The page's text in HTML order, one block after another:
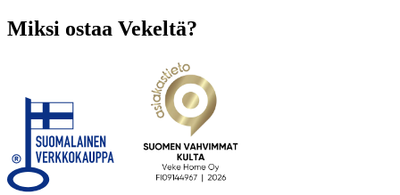
Miksi ostaa Vekeltä?